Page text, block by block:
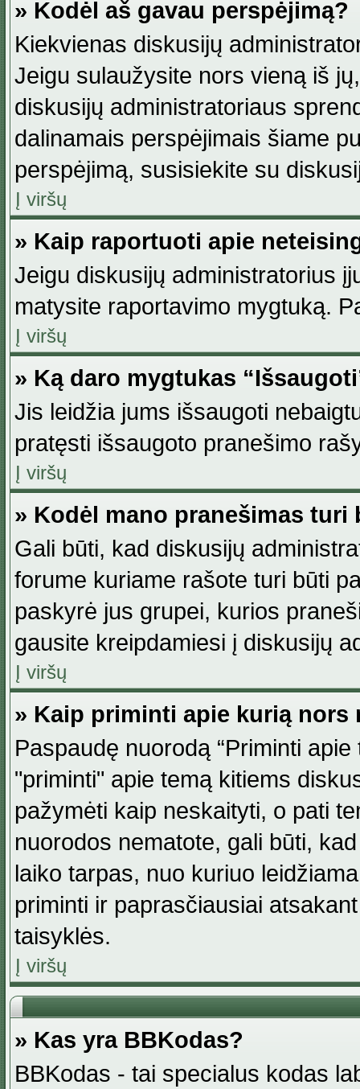
» Kodėl aš gavau perspėjimą?
Kiekvienas diskusijų
Jeigu sulaužysite nors vieną iš
diskusijų administratoriaus
dalinamais perspėjimais šiame
perspėjimą, susisiekite su
Į viršų
» Kaip raportuoti apie
Jeigu diskusijų administratorius
matysite raportavimo mygtuką.
Į viršų
» Ką daro mygtukas
Jis leidžia jums išsaugoti
pratęsti išsaugoto pranešimo
Į viršų
» Kodėl mano pranešimas
Gali būti, kad diskusijų
forume kuriame rašote turi būti
paskyrė jus grupei, kurios
gausite kreipdamiesi į diskusijų
Į viršų
» Kaip priminti apie kurią nors
Paspaudę nuorodą “Priminti
"priminti" apie temą kitiems
pažymėti kaip neskaityti, o pati
nuorodos nematote, gali būti,
laiko tarpas, nuo kuriuo
priminti ir paprasčiausiai
taisyklės.
Į viršų
» Kas yra BBKodas?
BBKodas - tai specialus kodas